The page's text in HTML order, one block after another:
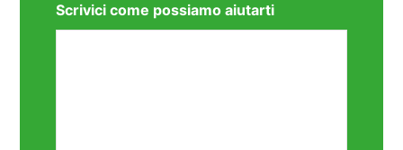
Scrivici come possiamo aiutarti